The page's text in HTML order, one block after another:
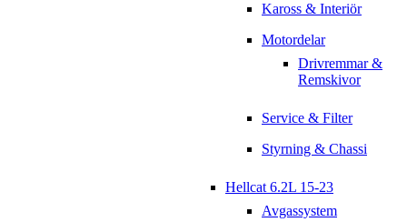
Kaross & Interiör
Motordelar
Drivremmar &
Remskivor
Service & Filter
Styrning & Chassi
Hellcat 6.2L 15-23
Avgassystem